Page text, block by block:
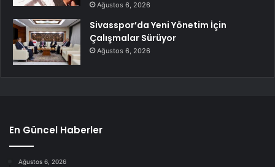
Ağustos 6, 2026
Sivasspor’da Yeni Yönetim İçin
Çalışmalar Sürüyor
Ağustos 6, 2026
En Güncel Haberler
Ağustos 6, 2026